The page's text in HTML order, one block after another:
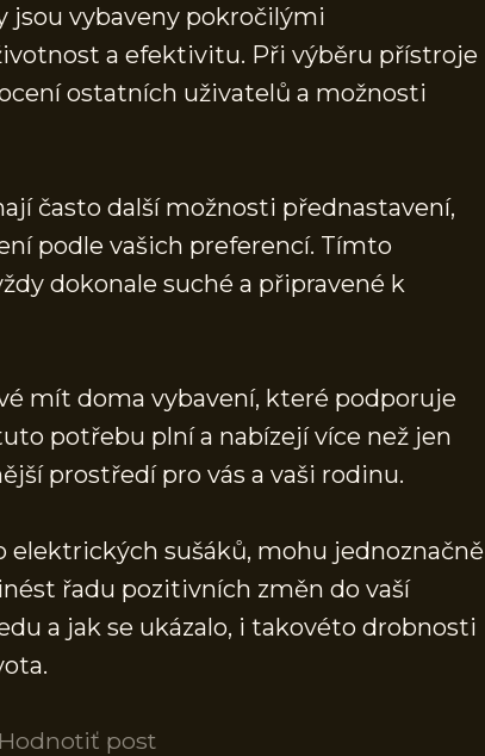
jsou vybaveny pokročilými
a efektivitu. Při výběru přístroje
ostatních uživatelů a možnosti
často další možnosti přednastavení,
podle vašich preferencí. Tímto
dokonale suché a připravené k
mít doma vybavení, které podporuje
potřebu plní a nabízejí více než jen
prostředí pro vás a vaši rodinu.
sušáků, mohu jednoznačně
řadu pozitivních změn do vaší
a jak se ukázalo, i takovéto drobnosti
Hodnotiť post